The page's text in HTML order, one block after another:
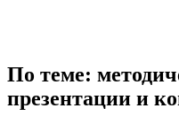
По теме:
презентации и